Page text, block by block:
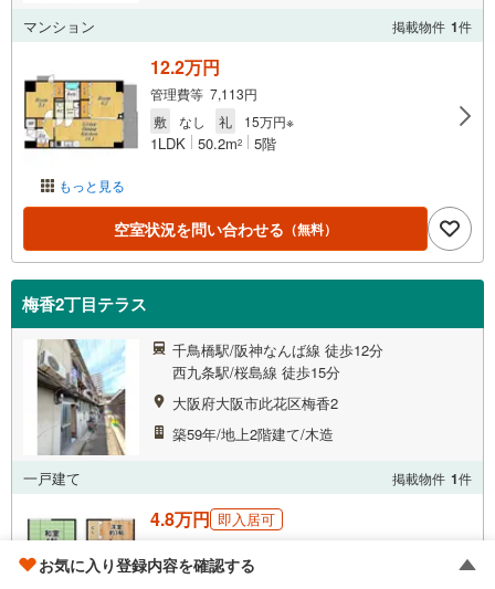
マンション 掲載物件 1件
もっと見る
12.2万円
管理費等 7,113円
敷
なし 礼 15万円※
1LDK 50.2m2 5階
空室状況を問い合わせる （無料）
梅香2丁目テラス
千鳥橋駅/阪神なんば線 徒歩12分
西九条駅/桜島線 徒歩15分
大阪府大阪市此花区梅香2
築59年/地上2階建て/木造
一戸建て 掲載物件 1件
4.8万円 即入居可
敷 なし 礼 なし
お気に入り登録内容を確認する